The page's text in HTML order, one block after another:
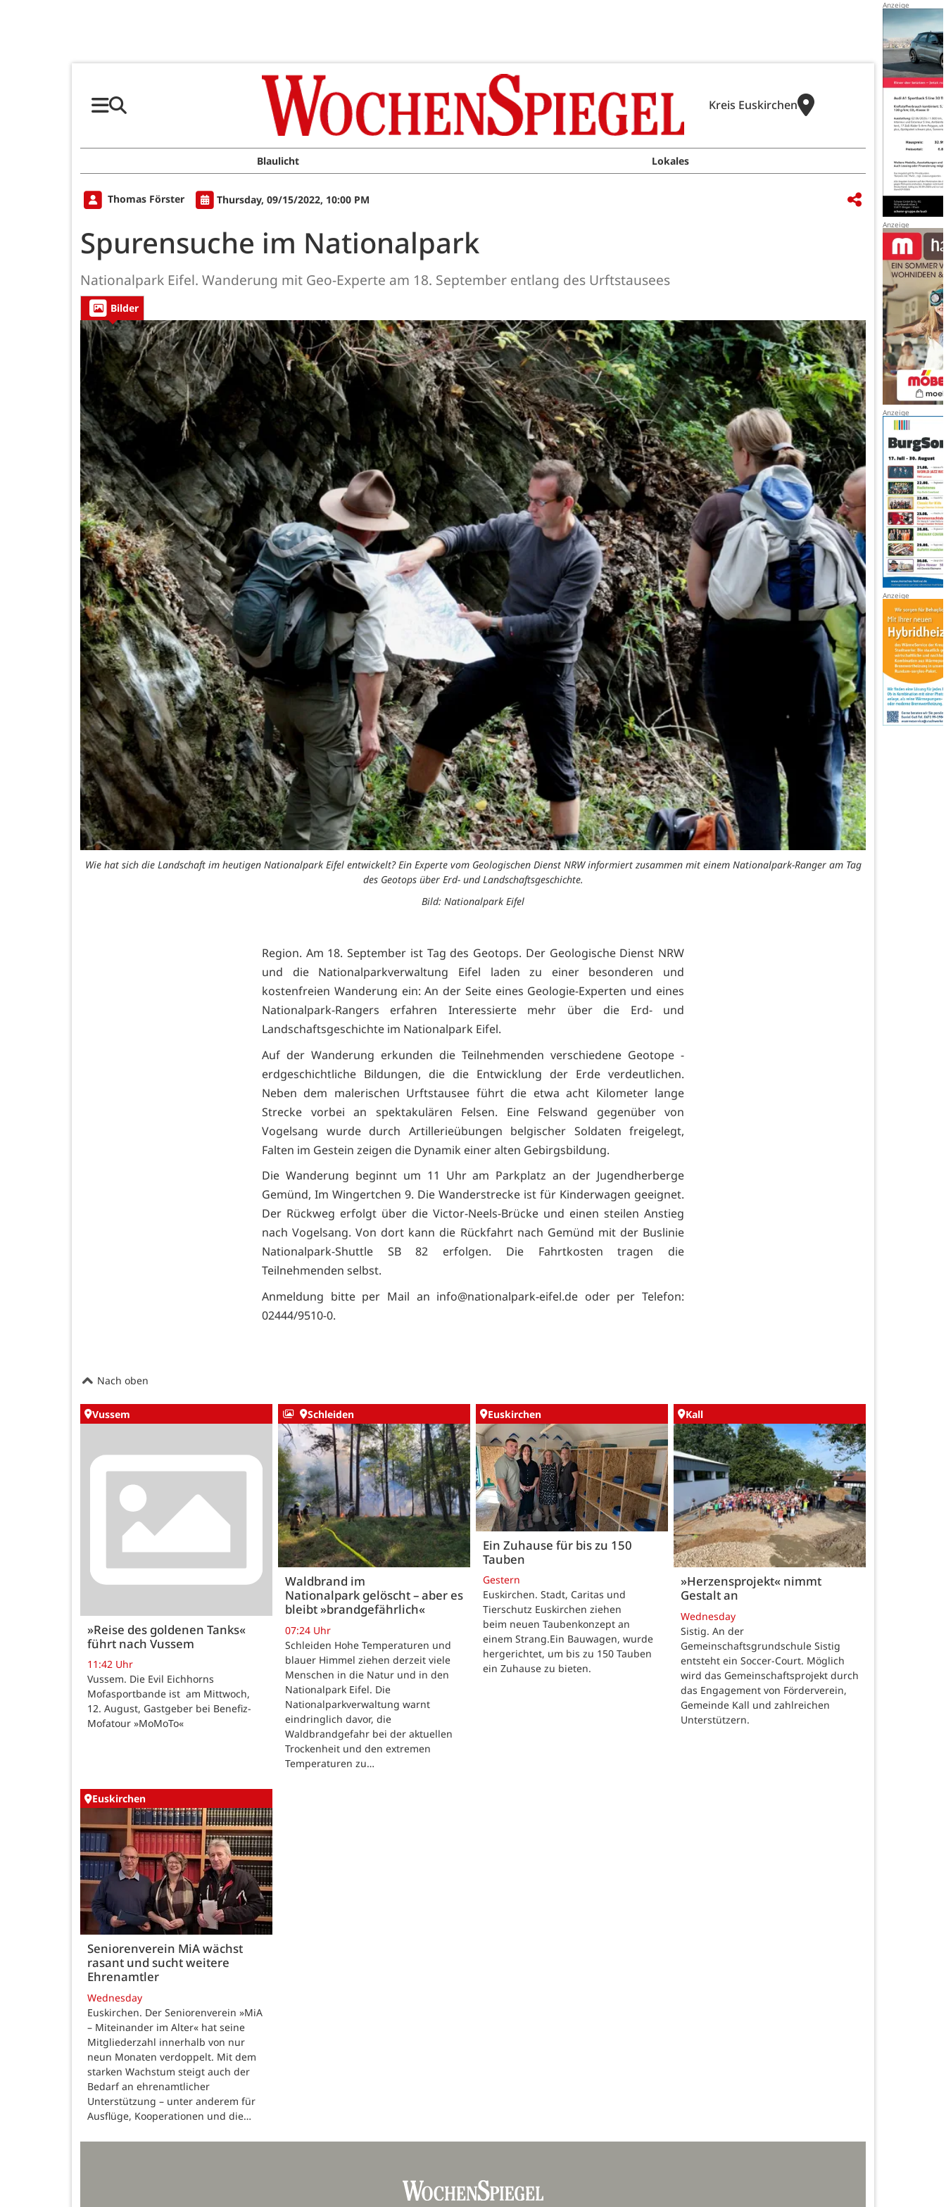
Kreis Euskirchen
Blaulicht Lokales
Thomas Förster Thursday, 09/15/2022, 10:00 PM
Spurensuche im Nationalpark
Nationalpark Eifel. Wanderung mit Geo-Experte am 18. September entlang des Urftstausees
Bilder
Wie hat sich die Landschaft im heutigen Nationalpark Eifel entwickelt? Ein Experte vom Geologischen Dienst NRW informiert zusammen mit einem Nationalpark-Ranger am Tag
des Geotops über Erd- und Landschaftsgeschichte.
Bild: Nationalpark Eifel
Region. Am 18. September ist Tag des Geotops. Der Geologische Dienst NRW
und die Nationalparkverwaltung Eifel laden zu einer besonderen und
kostenfreien Wanderung ein: An der Seite eines Geologie-Experten und eines
Nationalpark-Rangers erfahren Interessierte mehr über die Erd- und
Landschaftsgeschichte im Nationalpark Eifel.
Auf der Wanderung erkunden die Teilnehmenden verschiedene Geotope -
erdgeschichtliche Bildungen, die die Entwicklung der Erde verdeutlichen.
Neben dem malerischen Urftstausee führt die etwa acht Kilometer lange
Strecke vorbei an spektakulären Felsen. Eine Felswand gegenüber von
Vogelsang wurde durch Artillerieübungen belgischer Soldaten freigelegt,
Falten im Gestein zeigen die Dynamik einer alten Gebirgsbildung.
Die Wanderung beginnt um 11 Uhr am Parkplatz an der Jugendherberge
Gemünd, Im Wingertchen 9. Die Wanderstrecke ist für Kinderwagen geeignet.
Der Rückweg erfolgt über die Victor-Neels-Brücke und einen steilen Anstieg
nach Vogelsang. Von dort kann die Rückfahrt nach Gemünd mit der Buslinie
Nationalpark-Shuttle SB 82 erfolgen. Die Fahrtkosten tragen die
Teilnehmenden selbst.
Anmeldung bitte per Mail an info@nationalpark-eifel.de oder per Telefon:
02444/9510-0.
Nach oben
Vussem
»Reise des goldenen Tanks«
führt nach Vussem
11:42 Uhr
Vussem. Die Evil Eichhorns
Mofasportbande ist am Mittwoch,
12. August, Gastgeber bei Benefiz-
Mofatour »MoMoTo«
Schleiden
Waldbrand im
Nationalpark gelöscht – aber es
bleibt »brandgefährlich«
07:24 Uhr
Schleiden Hohe Temperaturen und
blauer Himmel ziehen derzeit viele
Menschen in die Natur und in den
Nationalpark Eifel. Die
Nationalparkverwaltung warnt
eindringlich davor, die
Waldbrandgefahr bei der aktuellen
Trockenheit und den extremen
Temperaturen zu…
Euskirchen
Ein Zuhause für bis zu 150
Tauben
Gestern
Euskirchen. Stadt, Caritas und
Tierschutz Euskirchen ziehen
beim neuen Taubenkonzept an
einem Strang.Ein Bauwagen, wurde
hergerichtet, um bis zu 150 Tauben
ein Zuhause zu bieten.
Kall
»Herzensprojekt« nimmt
Gestalt an
Wednesday
Sistig. An der
Gemeinschaftsgrundschule Sistig
entsteht ein Soccer-Court. Möglich
wird das Gemeinschaftsprojekt durch
das Engagement von Förderverein,
Gemeinde Kall und zahlreichen
Unterstützern.
Euskirchen
Seniorenverein MiA wächst
rasant und sucht weitere
Ehrenamtler
Wednesday
Euskirchen. Der Seniorenverein »MiA
– Miteinander im Alter« hat seine
Mitgliederzahl innerhalb von nur
neun Monaten verdoppelt. Mit dem
starken Wachstum steigt auch der
Bedarf an ehrenamtlicher
Unterstützung – unter anderem für
Ausflüge, Kooperationen und die…